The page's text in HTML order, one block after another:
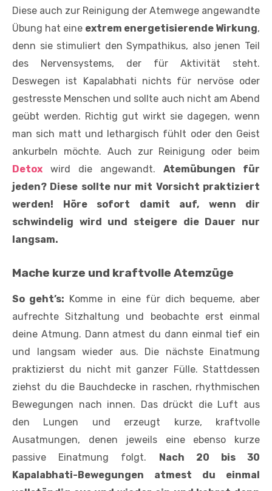
Diese auch zur Reinigung der Atemwege angewandte
Übung hat eine extrem energetisierende Wirkung,
denn sie stimuliert den Sympathikus, also jenen Teil
des Nervensystems, der für Aktivität steht.
Deswegen ist Kapalabhati nichts für nervöse oder
gestresste Menschen und sollte auch nicht am Abend
geübt werden. Richtig gut wirkt sie dagegen, wenn
man sich matt und lethargisch fühlt oder den Geist
ankurbeln möchte. Auch zur Reinigung oder beim
Detox
wird die angewandt. Atemübungen für
jeden? Diese sollte nur mit Vorsicht praktiziert
werden! Höre sofort damit auf, wenn dir
schwindelig wird und steigere die Dauer nur
langsam.
Mache kurze und kraftvolle Atemzüge
So geht’s: Komme in eine für dich bequeme, aber
aufrechte Sitzhaltung und beobachte erst einmal
deine Atmung. Dann atmest du dann einmal tief ein
und langsam wieder aus. Die nächste Einatmung
praktizierst du nicht mit ganzer Fülle. Stattdessen
ziehst du die Bauchdecke in raschen, rhythmischen
Bewegungen nach innen. Das drückt die Luft aus
den Lungen und erzeugt kurze, kraftvolle
Ausatmungen, denen jeweils eine ebenso kurze
passive Einatmung folgt.
Nach 20 bis 30
Kapalabhati-Bewegungen atmest du einmal